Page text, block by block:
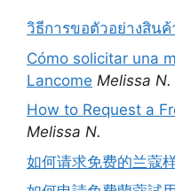
วิธีการขอตัวอย่างสิน
Cómo solicitar una
Lancome Melissa N.
How to Request a
Melissa N.
如何请求免费的兰蔻